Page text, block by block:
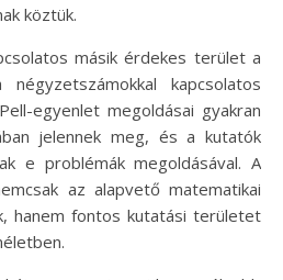
köztük.
másik érdekes terület a
kapcsolatos
egyenlet megoldásai gyakran
jelennek meg, és a kutatók
e problémák megoldásával. A
az alapvető matematikai
hanem fontos kutatási területet